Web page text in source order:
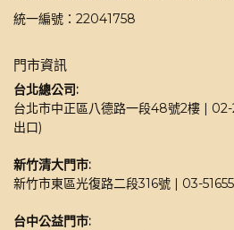
統一編號：22041758
門市資訊
台北總公司:
台北市中正區八德路一段48號2樓 |
出口)
新竹清大門市:
新竹市東區光復路二段316號 | 03-
台中公益門市: